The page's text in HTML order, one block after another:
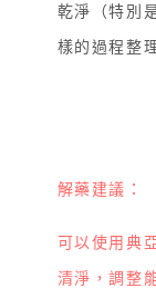
乾淨（特別
樣的過程整
解藥建議：
可以使用典
清淨，調整